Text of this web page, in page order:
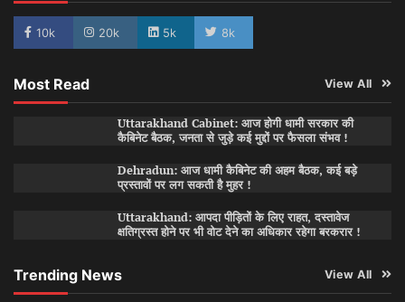
10k 20k 5k 8k
Most Read View All
Uttarakhand Cabinet: आज होगी धामी सरकार की
कैबिनेट बैठक, जनता से जुड़े कई मुद्दों पर फैसला संभव !
Dehradun: आज धामी कैबिनेट की अहम बैठक, कई बड़े
प्रस्तावों पर लग सकती है मुहर !
Uttarakhand: आपदा पीड़ितों के लिए राहत, दस्तावेज
क्षतिग्रस्त होने पर भी वोट देने का अधिकार रहेगा बरकरार !
Trending News View All